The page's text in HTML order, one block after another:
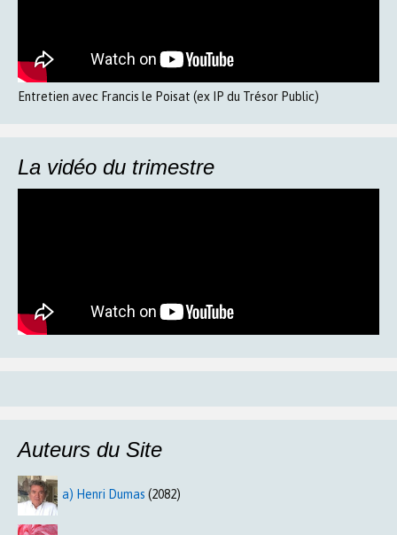
Entretien avec Francis le Poisat (ex IP du Trésor Public)
La vidéo du trimestre
Auteurs du Site
a) Henri Dumas (2082)